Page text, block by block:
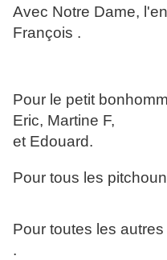
Avec Notre Dame,
François .
Pour le petit
Eric, Martine F,
et Edouard.
Pour tous les
Pour toutes les
.